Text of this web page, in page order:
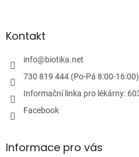
p
i
s
aKontakt
info@biotika.net
730 819 444 (Po-Pá 8:00-16:00)
Informační linka pro lékárny:
Facebook
Informace pro vás